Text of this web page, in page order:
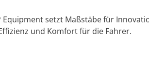
Equip­ment set­zt Maßstäbe für
und Kom­fort für die Fahrer.